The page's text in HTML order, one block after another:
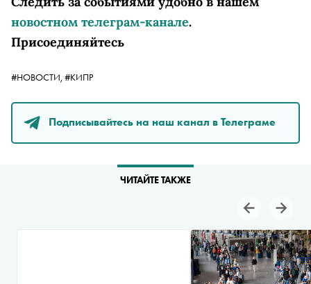
новостном телеграм-канале.
Присоединяйтесь
#НОВОСТИ, #КИПР
Подписывайтесь на наш канал в Телеграме
ЧИТАЙТЕ ТАКЖЕ